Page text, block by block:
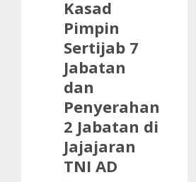
Kasad
Pimpin
Sertijab 7
Jabatan
dan
Penyerahan
2 Jabatan di
Jajajaran
TNI AD